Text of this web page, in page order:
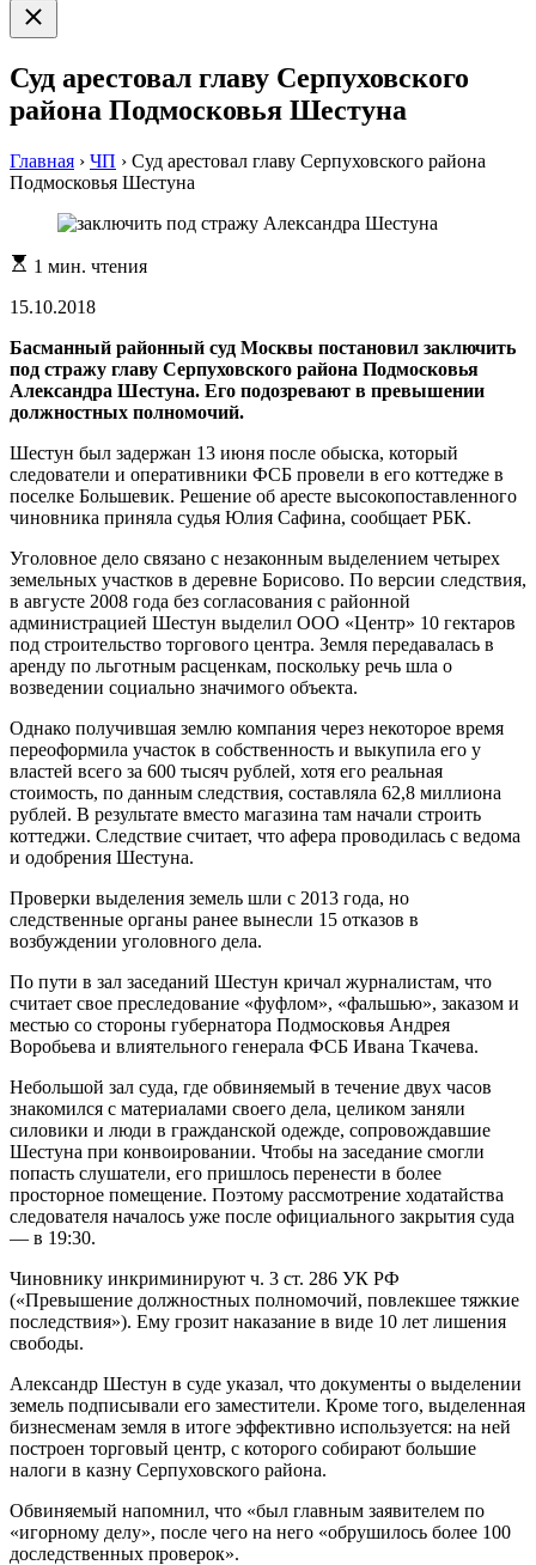
Закрыть
поиск
Суд арестовал главу Серпуховского
района Подмосковья Шестуна
Главная › ЧП › Суд арестовал главу Серпуховского района
Подмосковья Шестуна
Расчетное
чтения
1 мин. чтения
15.10.2018
Басманный районный суд Москвы постановил заключить
под стражу главу Серпуховского района Подмосковья
Александра Шестуна. Его подозревают в превышении
должностных полномочий.
Шестун был задержан 13 июня после обыска, который
следователи и оперативники ФСБ провели в его коттедже в
поселке Большевик. Решение об аресте высокопоставленного
чиновника приняла судья Юлия Сафина, сообщает РБК.
Уголовное дело связано с незаконным выделением четырех
земельных участков в деревне Борисово. По версии следствия,
в августе 2008 года без согласования с районной
администрацией Шестун выделил ООО «Центр» 10 гектаров
под строительство торгового центра. Земля передавалась в
аренду по льготным расценкам, поскольку речь шла о
возведении социально значимого объекта.
Однако получившая землю компания через некоторое время
переоформила участок в собственность и выкупила его у
властей всего за 600 тысяч рублей, хотя его реальная
стоимость, по данным следствия, составляла 62,8 миллиона
рублей. В результате вместо магазина там начали строить
коттеджи. Следствие считает, что афера проводилась с ведома
и одобрения Шестуна.
Проверки выделения земель шли с 2013 года, но
следственные органы ранее вынесли 15 отказов в
возбуждении уголовного дела.
По пути в зал заседаний Шестун кричал журналистам, что
считает свое преследование «фуфлом», «фальшью», заказом и
местью со стороны губернатора Подмосковья Андрея
Воробьева и влиятельного генерала ФСБ Ивана Ткачева.
Небольшой зал суда, где обвиняемый в течение двух часов
знакомился с материалами своего дела, целиком заняли
силовики и люди в гражданской одежде, сопровождавшие
Шестуна при конвоировании. Чтобы на заседание смогли
попасть слушатели, его пришлось перенести в более
просторное помещение. Поэтому рассмотрение ходатайства
следователя началось уже после официального закрытия суда
— в 19:30.
Чиновнику инкриминируют ч. 3 ст. 286 УК РФ
(«Превышение должностных полномочий, повлекшее тяжкие
последствия»). Ему грозит наказание в виде 10 лет лишения
свободы.
Александр Шестун в суде указал, что документы о выделении
земель подписывали его заместители. Кроме того, выделенная
бизнесменам земля в итоге эффективно используется: на ней
построен торговый центр, с которого собирают большие
налоги в казну Серпуховского района.
Обвиняемый напомнил, что «был главным заявителем по
«игорному делу», после чего на него «обрушилось более 100
доследственных проверок».